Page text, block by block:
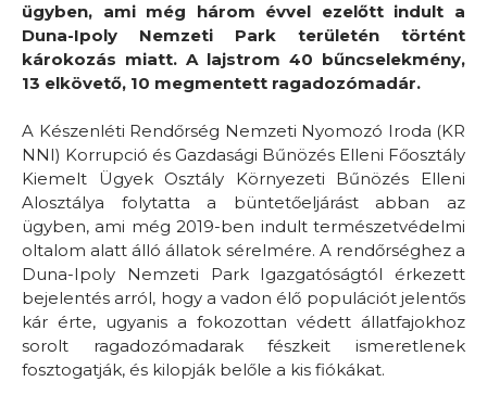
ügyben, ami még három évvel ezelőtt indult a
Duna-Ipoly Nemzeti Park területén történt
károkozás miatt. A lajstrom 40 bűncselekmény,
13 elkövető, 10 megmentett ragadozómadár.
A Készenléti Rendőrség Nemzeti Nyomozó Iroda (KR
NNI) Korrupció és Gazdasági Bűnözés Elleni Főosztály
Kiemelt Ügyek Osztály Környezeti Bűnözés Elleni
Alosztálya folytatta a büntetőeljárást abban az
ügyben, ami még 2019-ben indult természetvédelmi
oltalom alatt álló állatok sérelmére. A rendőrséghez a
Duna-Ipoly Nemzeti Park Igazgatóságtól érkezett
bejelentés arról, hogy a vadon élő populációt jelentős
kár érte, ugyanis a fokozottan védett állatfajokhoz
sorolt ragadozómadarak fészkeit ismeretlenek
fosztogatják, és kilopják belőle a kis fiókákat.